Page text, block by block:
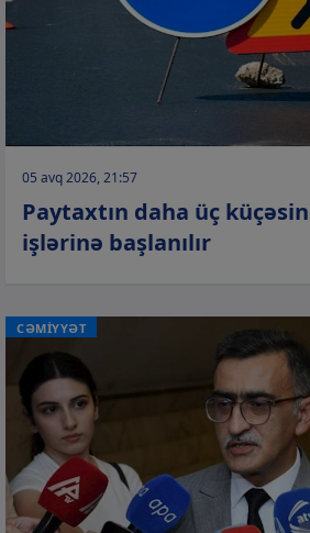
05 avq 2026, 21:57
Paytaxtın daha üç
işlərinə başlanılır
CƏMİYYƏT